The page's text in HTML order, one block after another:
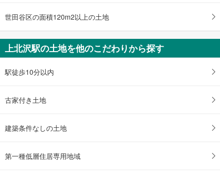
世田谷区の面積120m2以上の土地
上北沢駅の土地を他のこだわりから探す
駅徒歩10分以内
古家付き土地
建築条件なしの土地
第一種低層住居専用地域